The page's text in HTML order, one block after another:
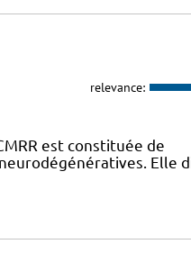
relevance:
est constituée de
Elle